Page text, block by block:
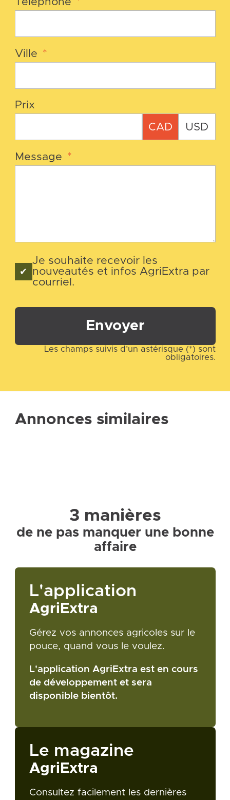
Ville *
Prix
CAD USD
Message *
Je souhaite recevoir les
nouveautés et infos AgriExtra par
courriel.
Envoyer
Les champs suivis d’un astérisque (*) sont
obligatoires.
Annonces similaires
3 manières
de ne pas manquer une bonne
affaire
L'application
AgriExtra
Gérez vos annonces agricoles sur le
pouce, quand vous le voulez.
L'application AgriExtra est en cours
de développement et sera
disponible bientôt.
Le magazine
AgriExtra
Consultez facilement les dernières